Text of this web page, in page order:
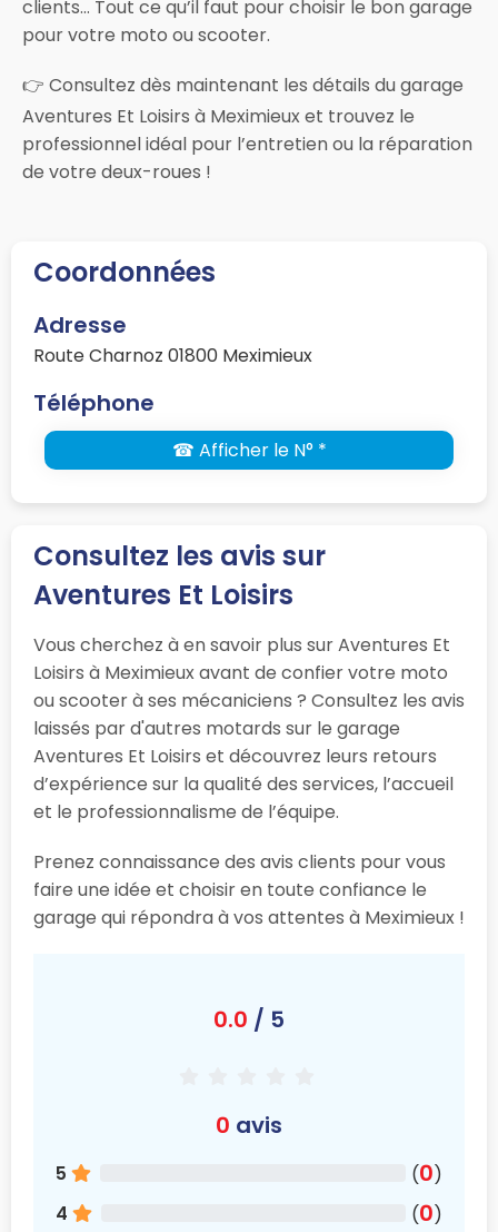
clients… Tout ce qu’il faut pour choisir le bon garage
pour votre moto ou scooter.
👉 Consultez dès maintenant les détails du garage
Aventures Et Loisirs à Meximieux et trouvez le
professionnel idéal pour l’entretien ou la réparation
de votre deux-roues !
Coordonnées
Adresse
Route Charnoz 01800 Meximieux
Téléphone
☎ Afficher le N° *
Consultez les avis sur
Aventures Et Loisirs
Vous cherchez à en savoir plus sur Aventures Et
Loisirs à Meximieux avant de confier votre moto
ou scooter à ses mécaniciens ? Consultez les avis
laissés par d'autres motards sur le garage
Aventures Et Loisirs et découvrez leurs retours
d’expérience sur la qualité des services, l’accueil
et le professionnalisme de l’équipe.
Prenez connaissance des avis clients pour vous
faire une idée et choisir en toute confiance le
garage qui répondra à vos attentes à Meximieux !
0.0 / 5
0 avis
5 (0)
4
(0)